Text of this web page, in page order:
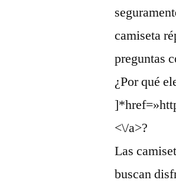
camiseta
preguntas
¿Por qué
<\/a>?
Las
buscan